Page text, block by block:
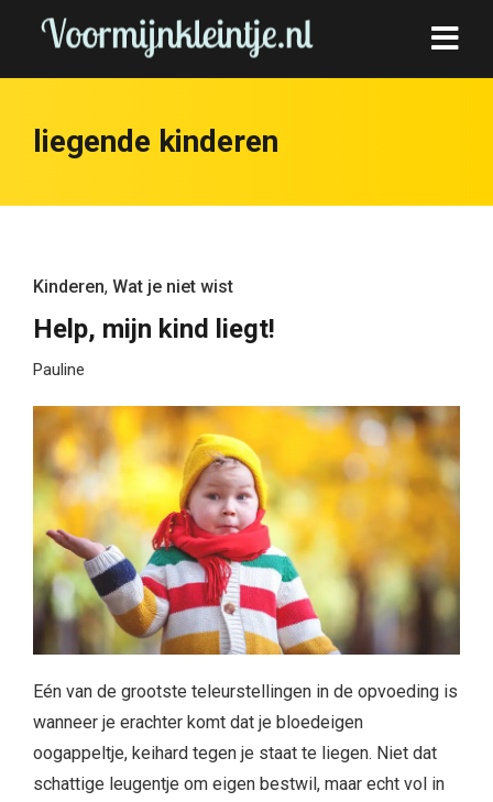
liegende kinderen
Kinderen, Wat je niet wist
Help, mijn kind liegt!
Pauline
Eén van de grootste teleurstellingen in de opvoeding is
wanneer je erachter komt dat je bloedeigen
oogappeltje, keihard tegen je staat te liegen. Niet dat
schattige leugentje om eigen bestwil, maar echt vol in